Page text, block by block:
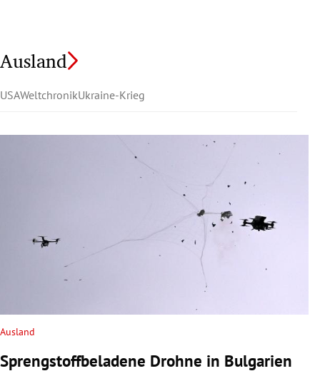
Ausland
USAWeltchronikUkraine-Krieg
Ausland
Sprengstoffbeladene Drohne in Bulgarien